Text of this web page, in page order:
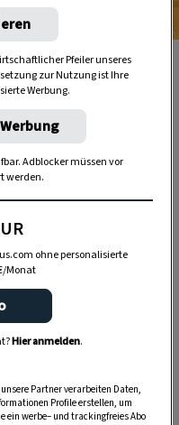
Foto: Luana Fonseca
im Römertopf zu.
und lieben es, auf
Garten zu werkeln? In
Pfeiler unseres
zur Nutzung ist Ihre
Werbung.
Adblocker müssen vor
werden.
ohne personalisierte
Monat
Hier anmelden.
Partner verarbeiten Daten,
Profile erstellen, um
ein werbe– und trackingfreies Abo